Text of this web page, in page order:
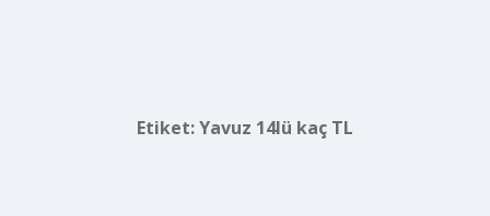
Etiket:Yavuz 14lü kaç TL